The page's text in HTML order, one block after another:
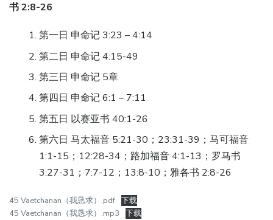
书 2:8-26
第一日 申命记 3:23 – 4:14
第二日 申命记 4:15-49
第三日 申命记 5章
第四日 申命记 6:1 – 7:11
第五日 以赛亚书 40:1-26
第六日 马太福音 5:21-30；23:31-39；马可福音
1:1-15；12:28-34；路加福音 4:1-13；罗马书
3:27-31；7:7-12；13:8-10；雅各书 2:8-26
45 Vaetchanan（我恳求）.pdf 下载
45 Vaetchanan（我恳求）.mp3
下载